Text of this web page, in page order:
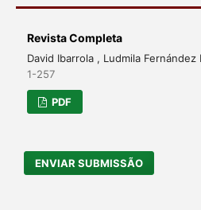
Revista Completa
David Ibarrola , Ludmila
1-257
PDF
ENVIAR SUBMISSÃO